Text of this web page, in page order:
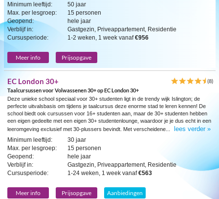
Minimum leeftijd:
50 jaar
Max. per lesgroep:
15 personen
Geopend:
hele jaar
Verblijf in:
Gastgezin, Priveappartement, Residentie
Cursusperiode:
1-2 weken, 1 week vanaf€956
Meer info Prijsopgave
EC London 30+
(8)
Taalcursussen voor Volwassenen 30+ op EC London 30+
Deze unieke school speciaal voor 30+ studenten ligt in de trendy wijk Islington; de
perfecte uitvalsbasis om tijdens je taalcursus deze enorme stad te leren kennen! De
school biedt ook cursussen voor 16+ studenten aan, maar de 30+ studenten hebben
een eigen gedeelte met een eigen 30+ studentenlounge, waardoor je je dus echt in een
leeromgeving exclusief met 30-plussers bevindt. Met verscheidene...
lees verder »
Minimum leeftijd:
30 jaar
Max. per lesgroep:
15 personen
Geopend:
hele jaar
Verblijf in:
Gastgezin, Priveappartement, Residentie
Cursusperiode:
1-24 weken, 1 week vanaf€563
Meer info Prijsopgave Aanbiedingen